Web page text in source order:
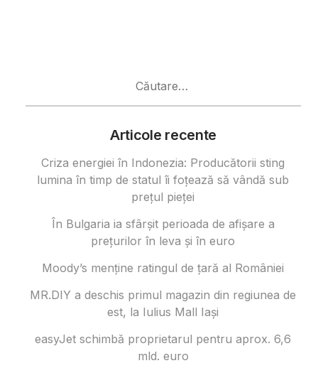
Articole recente
Criza energiei în Indonezia: Producătorii sting
lumina în timp de statul îi foțează să vândă sub
prețul pieței
În Bulgaria ia sfârşit perioada de afișare a
prețurilor în ​​leva și în euro
Moody’s menține ratingul de țară al României
MR.DIY a deschis primul magazin din regiunea de
est, la Iulius Mall Iași
easyJet schimbă proprietarul pentru aprox. 6,6
mld. euro